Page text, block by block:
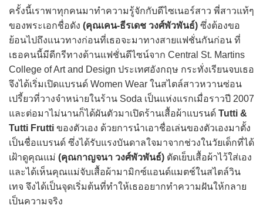
ครั้งนี้เราพาทุกคนมาทำความรู้จักกับดีไซเนอร์สาว พี่สาวแท้ๆ
ของพระเอกชื่อดัง (คุณเคน-ธีรเดช วงศ์พัวพันธ์) ซึ่งต้องขอ
ย้อนไปถึงแนวทางก่อนที่เธอจะมาทางสายแฟชั่นกันก่อน ที่
เธอคนนี้มีดีกรีทางด้านแฟชั่นดีไซน์จาก Central St. Martins
College of Art and Design ประเทศอังกฤษ กระทั่งเรียนจบเธอ
จึงได้เริ่มเปิดแบรนด์ Women Wear ในสไตล์สาวหวานซ่อน
เปรี้ยวที่วางจำหน่ายในร้าน Soda เป็นแห่งแรกเมื่อราวปี 2007
และต่อมาไม่นานก็ได้ผันตัวมาเปิดร้านเสื้อผ้าแบรนด์ Tutti &
Tutti Frutti ของตัวเอง ด้วยการนำเอาชื่อเล่นของตัวเองมาตั้ง
เป็นชื่อแบรนด์ ซึ่งได้รับแรงบันดาลใจมาจากช่วงในวัยเด็กที่ได้
เฝ้าดูคุณแม่ (คุณกาญจนา วงศ์พัวพันธ์) ตัดเย็บเสื้อผ้าไว้ใส่เอง
และได้เห็นคุณแม่จับเสื้อผ้ามามิกซ์แอนด์แมตช์ในสไตล์วิน
เทจ จึงได้เป็นจุดเริ่มต้นที่ทำให้เธออยากทำความฝันให้กลาย
เป็นความจริง